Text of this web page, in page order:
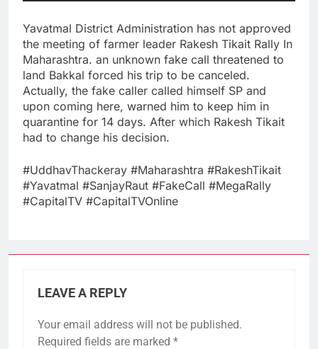
Yavatmal District Administration has not approved
the meeting of farmer leader Rakesh Tikait Rally In
Maharashtra. an unknown fake call threatened to
land Bakkal forced his trip to be canceled.
Actually, the fake caller called himself SP and
upon coming here, warned him to keep him in
quarantine for 14 days. After which Rakesh Tikait
had to change his decision.
#UddhavThackeray​ #Maharashtra​ #RakeshTikait​
#Yavatmal​ #SanjayRaut​ #FakeCall​ #MegaRally​
#CapitalTV​ #CapitalTVOnline​
LEAVE A REPLY
Your email address will not be published.
Required fields are marked *